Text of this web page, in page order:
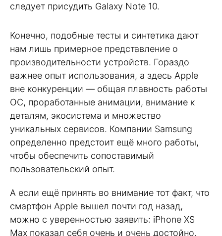
следует присудить Galaxy Note 10.
Конечно, подобные тесты и синтетика дают
нам лишь примерное представление о
производительности устройств. Гораздо
важнее опыт использования, а здесь Apple
вне конкуренции — общая плавность работы
ОС, проработанные анимации, внимание к
деталям, экосистема и множество
уникальных сервисов. Компании Samsung
определенно предстоит ещё много работы,
чтобы обеспечить сопоставимый
пользовательский опыт.
А если ещё принять во внимание тот факт, что
смартфон Apple вышел почти год назад,
можно с уверенностью заявить: iPhone XS
Max показал себя очень и очень достойно.